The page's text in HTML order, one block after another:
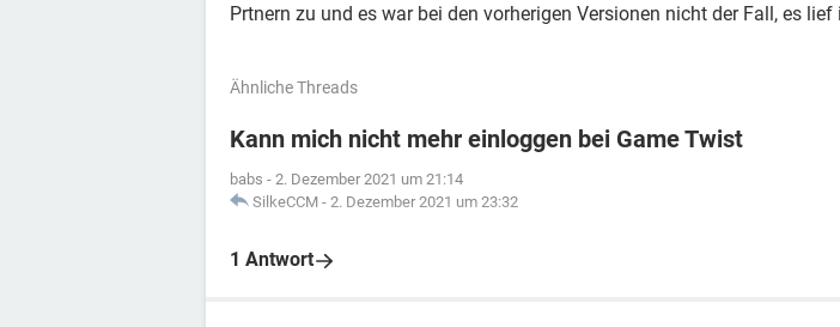
Prtnern zu und es war bei den vorherigen Versionen nicht der Fall, es
Ähnliche Threads
Kann mich nicht mehr einloggen bei Game Twist
babs - 2. Dezember 2021 um 21:14
SilkeCCM - 2. Dezember 2021 um 23:32
1 Antwort